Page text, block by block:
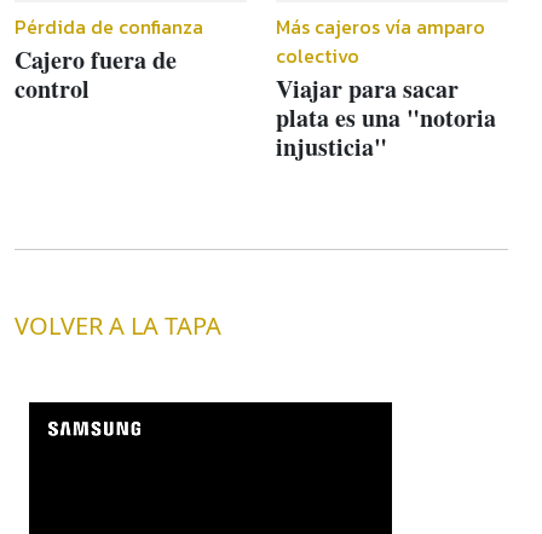
Pérdida de confianza
Cajero fuera de
control
Más cajeros vía amparo
colectivo
Viajar para sacar
plata es una "notoria
injusticia"
VOLVER A LA TAPA